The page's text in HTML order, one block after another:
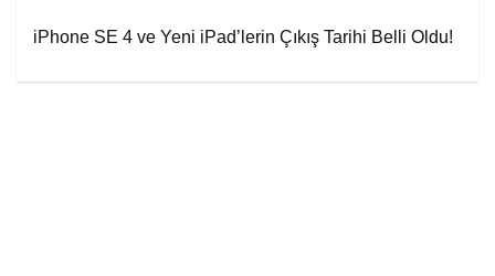
iPhone SE 4 ve Yeni iPad’lerin Çıkış Tarihi Belli Oldu!